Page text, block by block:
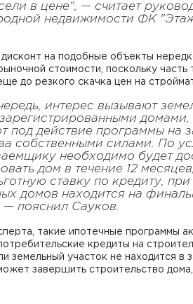
в цене", — считает
недвижимости ФК
дисконт на подобные объекты
стоимости, поскольку часть
до резкого скачка цен на
интерес вызывают
домами,
под действие программы на
собственными силами. По
необходимо будет
дом в течение 12
ставку по кредиту, при
домов находится на
— пояснил Сауков.
такие ипотечные программы
кредиты на
земельный участок не находится в
завершить строительство